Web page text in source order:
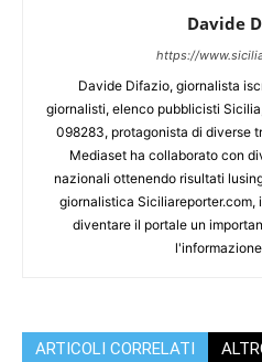
Davide
https://
Davide Difazio, giornalista
giornalisti, elenco pubblicisti
098283, protagonista di diverse
Mediaset ha collaborato con
nazionali ottenendo risultati
giornalistica Siciliareporter.com,
diventare il portale un
ARTICOLI CORRELATI